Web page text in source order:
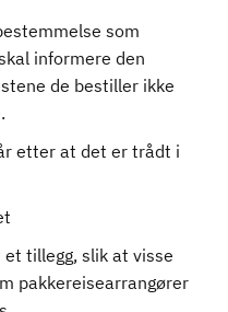
som
informere den
de bestiller ikke
etter at det er trådt i
tillegg, slik at visse
pakkereisearrangører